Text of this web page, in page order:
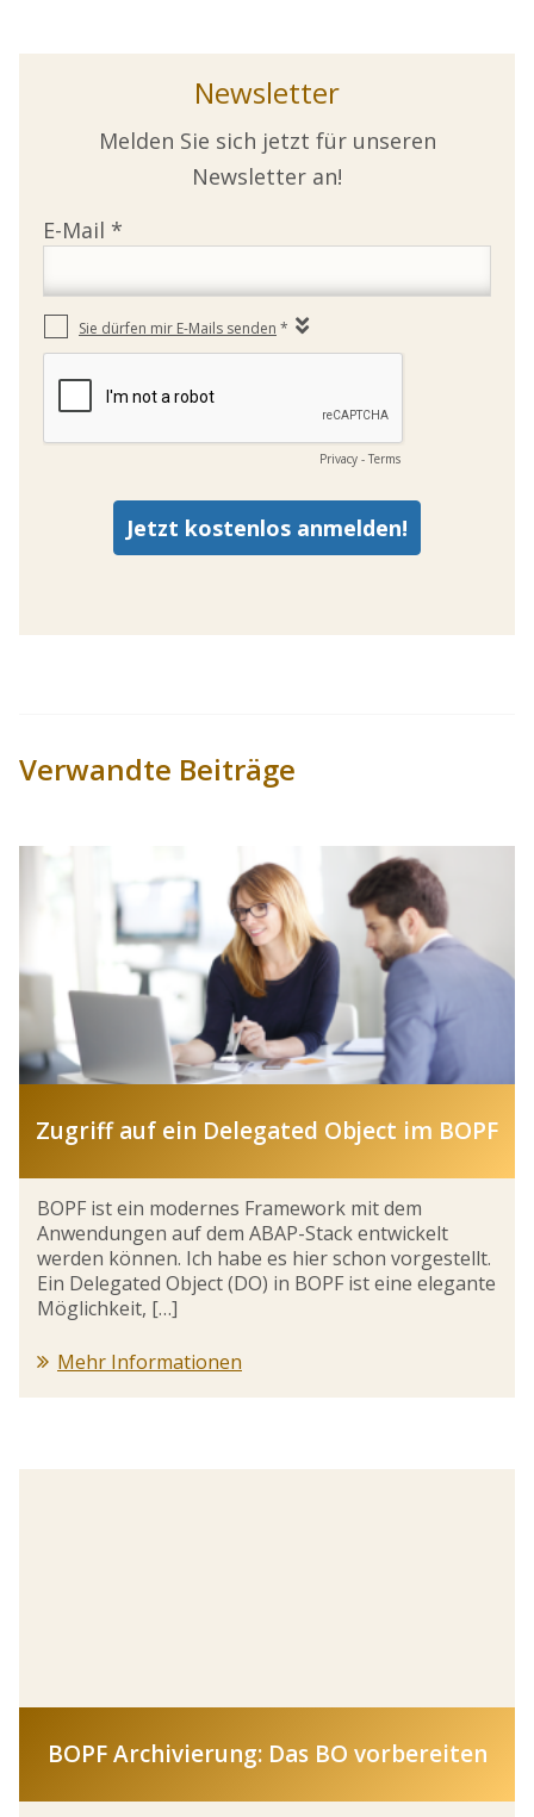
Newsletter
Melden Sie sich jetzt für unseren
Newsletter an!
Verwandte Beiträge
Zugriff auf ein Delegated Object im BOPF
BOPF ist ein modernes Framework mit dem
Anwendungen auf dem ABAP-Stack entwickelt
werden können. Ich habe es hier schon vorgestellt.
Ein Delegated Object (DO) in BOPF ist eine elegante
Möglichkeit, […]
Mehr Informationen
BOPF Archivierung: Das BO vorbereiten